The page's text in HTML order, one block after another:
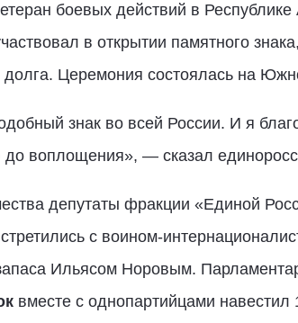
боевых действий в
в открытии памятного
долга. Церемония состоялась на
знак во всей России. И я
до воплощения», — сказал
депутаты фракции «Единой
с воином-
Ильясом Норовым.
вместе с однопартийцами